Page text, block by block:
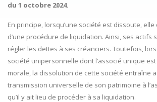
du 1 octobre 2024.
En principe, lorsqu’une société est dissoute, elle
d’une procédure de liquidation. Ainsi, ses actifs
régler les dettes à ses créanciers. Toutefois,
société unipersonnelle dont l’associé unique
morale, la dissolution de cette société entraîne
transmission universelle de son patrimoine à
qu’il y ait lieu de procéder à sa liquidation.